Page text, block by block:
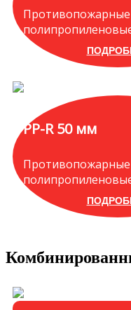
Противопожарные
PP-R 50 мм
Противопожарные